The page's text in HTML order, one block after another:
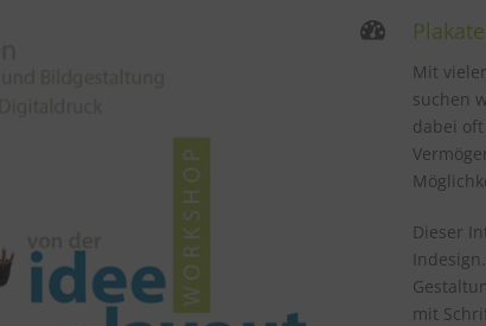
Mit
suchen
dabei
Dieser
mit